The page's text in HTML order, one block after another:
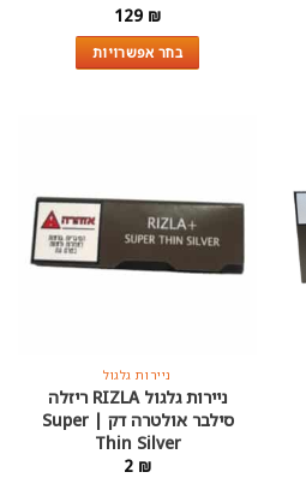
129 ₪
בחר אפשרויות
ניתן
לבחור
את
ניירות גלגול
ניירות גלגול RIZLA ריזלה
סילבר אולטרה דק | Super
Thin Silver
2 ₪